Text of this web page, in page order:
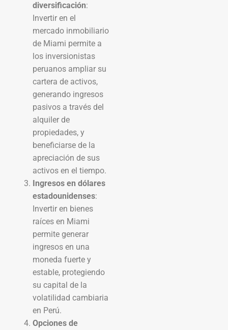
diversificación:
Invertir en el
mercado inmobiliario
de Miami permite a
los inversionistas
peruanos ampliar su
cartera de activos,
generando ingresos
pasivos a través del
alquiler de
propiedades, y
beneficiarse de la
apreciación de sus
activos en el tiempo.
Ingresos en dólares
estadounidenses:
Invertir en bienes
raíces en Miami
permite generar
ingresos en una
moneda fuerte y
estable, protegiendo
su capital de la
volatilidad cambiaria
en Perú.
Opciones de